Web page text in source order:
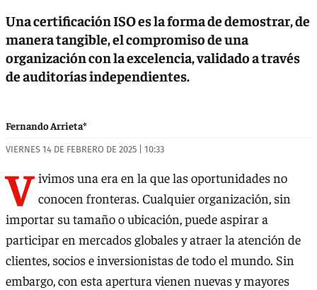
Una certificación ISO es la forma de demostrar, de
manera tangible, el compromiso de una
organización con la excelencia, validado a través
de auditorías independientes.
Fernando Arrieta*
VIERNES 14 DE FEBRERO DE 2025 | 10:33
V ivimos una era en la que las oportunidades no
conocen fronteras. Cualquier organización, sin
importar su tamaño o ubicación, puede aspirar a
participar en mercados globales y atraer la atención de
clientes, socios e inversionistas de todo el mundo. Sin
embargo, con esta apertura vienen nuevas y mayores